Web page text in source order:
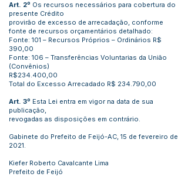
Art. 2º Os recursos necessários para cobertura do
presente Crédito
provirão de excesso de arrecadação, conforme
fonte de recursos orçamentários detalhado:
Fonte: 101 – Recursos Próprios – Ordinários R$
390,00
Fonte: 106 – Transferências Voluntarias da União
(Convênios)
R$234.400,00
Total do Excesso Arrecadado R$ 234.790,00
Art. 3º Esta Lei entra em vigor na data de sua
publicação,
revogadas as disposições em contrário.
Gabinete do Prefeito de Feijó-AC, 15 de fevereiro de
2021.
Kiefer Roberto Cavalcante Lima
Prefeito de Feijó